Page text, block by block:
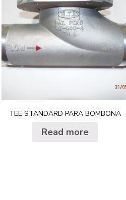
TEE STANDARD PARA BOMBONA
Read more